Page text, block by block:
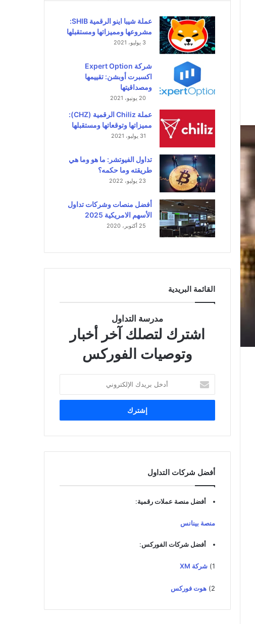
عملة شيبا اينو الرقمية SHIB:
مشروعها ومميزاتها ومستقبلها
3 يوليو، 2021
شركة Expert Option
اكسبرت أوبشن: تقييمها
ومصداقيتها
20 يونيو، 2021
عملة Chiliz الرقمية (CHZ):
مميزاتها وتوقعاتها ومستقبلها
31 يوليو، 2021
تداول الفيوتشر: ما هو وما هي
طريقته وما حكمه؟
23 يوليو، 2022
أفضل منصات وشركات تداول
الأسهم الامريكية 2025
25 أكتوبر، 2020
القائمة البريدية
مدرسة التداول
اشترك لتصلك آخر أخبار
وتوصيات الفوركس
بريدك
الإلكتروني
أفضل شركات التداول
أفضل منصة عملات رقمية:
منصة بينانس
أفضل شركات الفوركس:
1) شركة XM
2) هوت فوركس